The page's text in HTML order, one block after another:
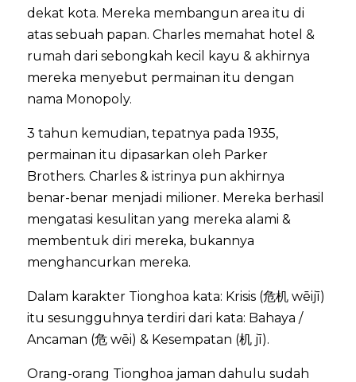
dekat kota. Mereka membangun area itu di
atas sebuah papan. Charles memahat hotel &
rumah dari sebongkah kecil kayu & akhirnya
mereka menyebut permainan itu dengan
nama Monopoly.
3 tahun kemudian, tepatnya pada 1935,
permainan itu dipasarkan oleh Parker
Brothers. Charles & istrinya pun akhirnya
benar-benar menjadi milioner. Mereka berhasil
mengatasi kesulitan yang mereka alami &
membentuk diri mereka, bukannya
menghancurkan mereka.
Dalam karakter Tionghoa kata: Krisis (危机 wēijī)
itu sesungguhnya terdiri dari kata: Bahaya /
Ancaman (危 wēi) & Kesempatan (机 jī).
Orang-orang Tionghoa jaman dahulu sudah